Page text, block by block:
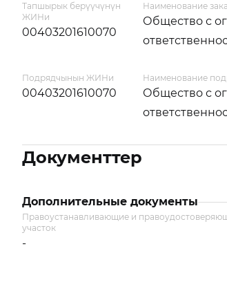
Тапшырык берүүчүнүн
ЖИНи
00403201610070
Наименование
Общество с
Подрядчынын ЖИНи
00403201610070
Наименование
Общество с
Документтер
Дополнительные документы
Правоустанавливающие и
участок
-